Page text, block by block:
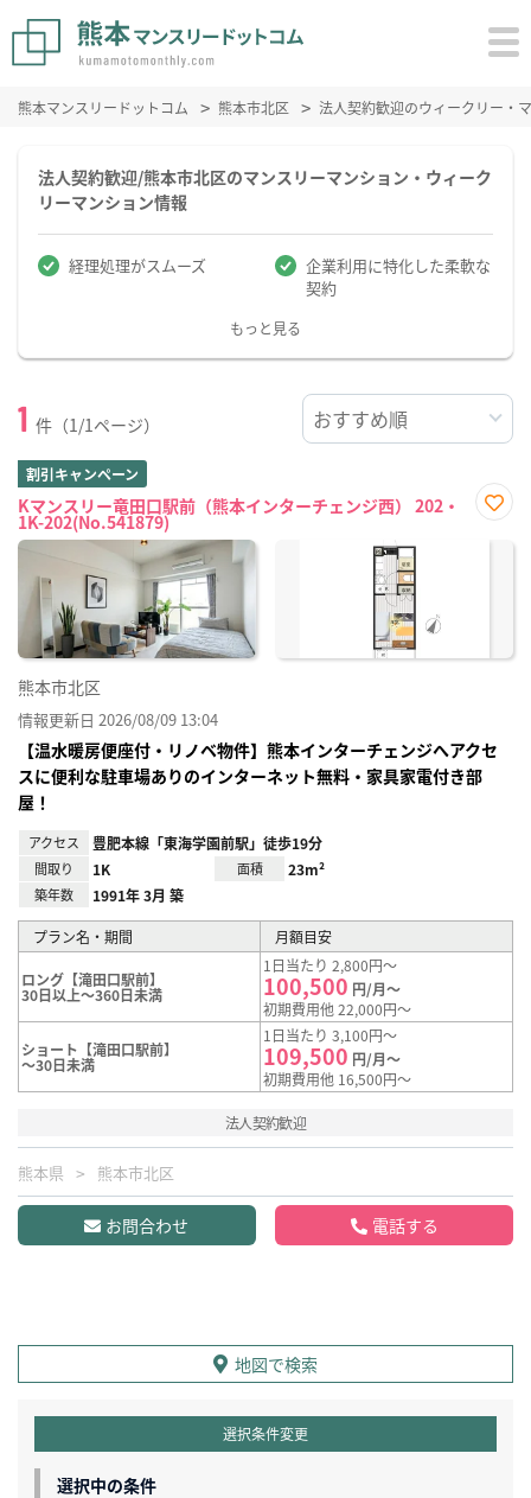
熊本マンスリードットコム 熊本市北区 法人契約歓迎のウィークリー・
法人契約歓迎/熊本市北区のマンスリーマンション・ウィーク
リーマンション情報
経理処理がスムーズ
企業利用に特化した柔軟な
契約
もっと見る
1 件（1/1ページ）
割引キャンペーン
Kマンスリー竜田口駅前（熊本インターチェンジ西） 202・
1K-202(No.541879)
に入
熊本市北区
情報更新日 2026/08/09 13:04
【温水暖房便座付・リノベ物件】熊本インターチェンジへアクセ
スに便利な駐車場ありのインターネット無料・家具家電付き部
屋！
アクセス 豊肥本線「東海学園前駅」徒歩19分
間取り 1K 面積 23m²
築年数 1991年 3月 築
プラン名・期間 月額目安
ロング【滝田口駅前】
30日以上～360日未満
1日当たり 2,800円～
100,500 円/月～
初期費用他 22,000円～
ショート【滝田口駅前】
～30日未満
1日当たり 3,100円～
109,500 円/月～
初期費用他 16,500円～
法人契約歓迎
熊本県 熊本市北区
お問合わせ 電話する
地図で検索
選択条件変更
選択中の条件